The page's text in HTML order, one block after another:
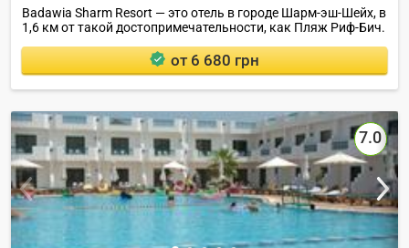
Badawia Sharm Resort — это отель в городе Шарм-эш-Шейх, в
1,6 км от такой достопримечательности, как Пляж Риф-Бич.
от 6 680 грн
7.0